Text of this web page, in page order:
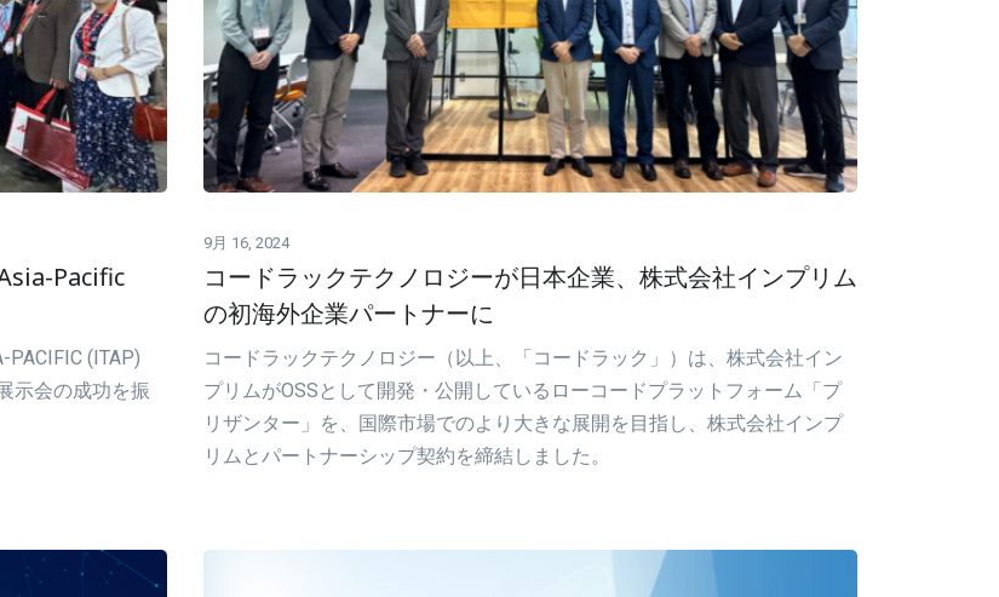
Pacific
(ITAP)
示会の成功を振
9月 16, 2024
コードラックテクノロジーが日本企業、株式会社インプリム
の初海外企業パートナーに
コードラックテクノロジー（以上、「コードラック」）は、株式会社イン
プリムがOSSとして開発・公開しているローコードプラットフォーム「プ
リザンター」を、国際市場でのより大きな展開を目指し、株式会社インプ
リムとパートナーシップ契約を締結しました。